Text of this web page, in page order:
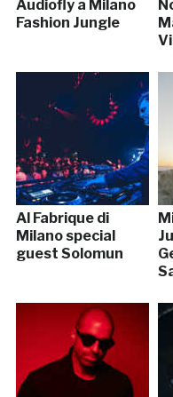
Audiofly a Milano
Fashion Jungle
Al Fabrique di
Milano special
guest Solomun